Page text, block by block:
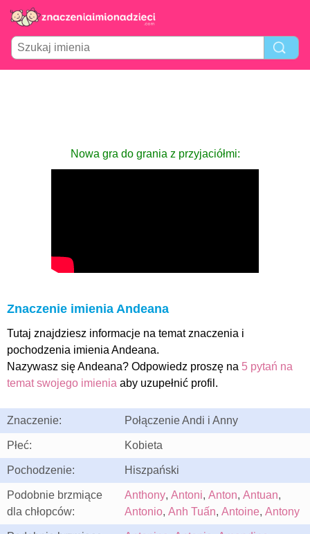
Nowa gra do grania z przyjaciółmi:
Znaczenie imienia Andeana
Tutaj znajdziesz informacje na temat znaczenia i
pochodzenia imienia Andeana.
Nazywasz się Andeana? Odpowiedz proszę na 5 pytań na
temat swojego imienia aby uzupełnić profil.
Znaczenie: Połączenie Andi i Anny
Płeć: Kobieta
Pochodzenie: Hiszpański
Podobnie brzmiące
dla chłopców:
Anthony, Antoni, Anton, Antuan,
Antonio, Anh Tuấn, Antoine, Antony